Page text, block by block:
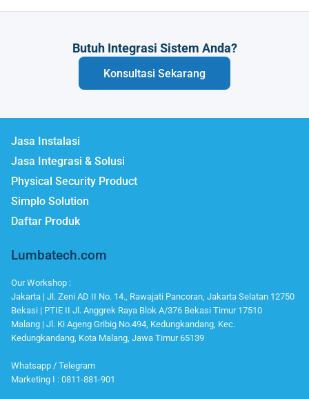
Butuh Integrasi Sistem Anda?
Konsultasi Sekarang
Jasa Instalasi
Jasa Integrasi & Solusi
Physical Security Product
Simplo Solution
Daftar Produk
Lumbatech.com
Our Workshop :
Jakarta | Jl. Zeni AD II No. 14., Rawajati Pancoran, Jakarta Selatan 12750
Bekasi | PTIE II Jl. Anggrek Raya Blok A/376 Bekasi Timur 17510
Malang | Jl. Ki Ageng Gribig No.494, Kedungkandang, Kec.
Kedungkandang, Kota Malang, Jawa Timur 65139
Whatsapp / Telegram
Marketing I : 0811-881-901